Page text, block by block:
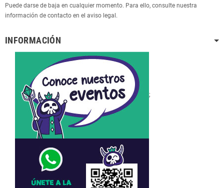
Puede darse de baja en cualquier momento. Para ello, consulte nuestra
información de contacto en el aviso legal.
INFORMACIÓN
;